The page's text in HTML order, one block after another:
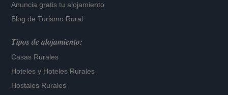
Anuncia gratis tu alojamiento
Blog de Turismo Rural
Tipos de alojamiento:
Casas Rurales
Hoteles y Hoteles Rurales
Hostales Rurales